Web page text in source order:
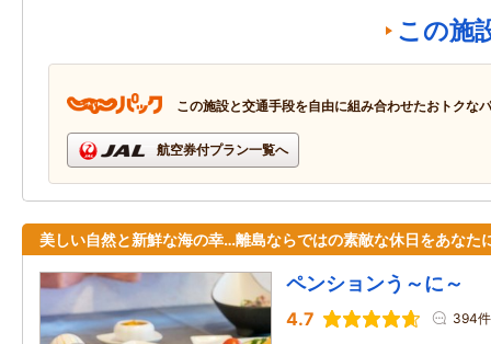
この施
この施設と交通手段を自由に組み合わせたおトクな
航空券付プラン一覧へ
美しい自然と新鮮な海の幸…離島ならではの素敵な休日をあなた
ペンションう～に～
4.7 394件